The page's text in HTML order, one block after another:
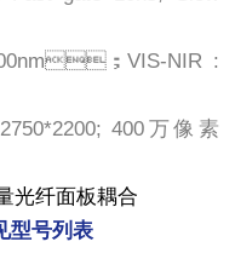
；VIS-NIR :
400万像素
光纤面板耦合
型号列表